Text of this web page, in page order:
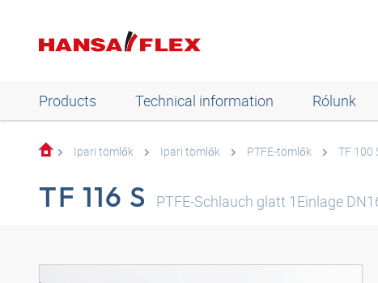
Products Technical information Rólunk
Ipari tömlők Ipari tömlők PTFE-tömlők TF 100
TF 116 S PTFE-Schlauch glatt 1Einlage